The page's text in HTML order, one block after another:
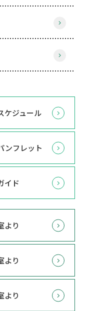
ケジュール
ンフレット
イド
より
より
より